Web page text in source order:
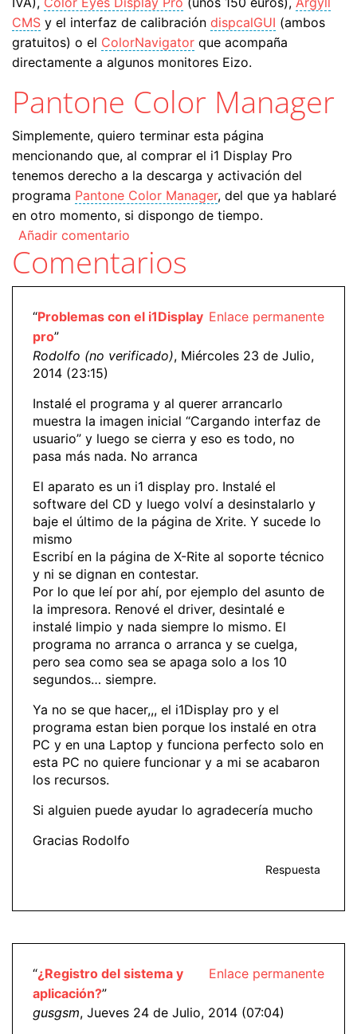
CMS y el interfaz de calibración dispcalGUI (ambos
gratuitos) o el ColorNavigator que acompaña
directamente a algunos monitores Eizo.
Pantone Color Manager
Simplemente, quiero terminar esta página
mencionando que, al comprar el i1 Display Pro
tenemos derecho a la descarga y activación del
programa Pantone Color Manager, del que ya hablaré
en otro momento, si dispongo de tiempo.
Añadir comentario
Comentarios
Enlace permanente
“Problemas con el i1Display
pro”
Rodolfo (no verificado), Miércoles 23 de Julio,
2014 (23:15)
Instalé el programa y al querer arrancarlo
muestra la imagen inicial “Cargando interfaz de
usuario” y luego se cierra y eso es todo, no
pasa más nada. No arranca
El aparato es un i1 display pro. Instalé el
software del CD y luego volví a desinstalarlo y
baje el último de la página de Xrite. Y sucede lo
mismo
Escribí en la página de X-Rite al soporte técnico
y ni se dignan en contestar.
Por lo que leí por ahí, por ejemplo del asunto de
la impresora. Renové el driver, desintalé e
instalé limpio y nada siempre lo mismo. El
programa no arranca o arranca y se cuelga,
pero sea como sea se apaga solo a los 10
segundos… siempre.
Ya no se que hacer,,, el i1Display pro y el
programa estan bien porque los instalé en otra
PC y en una Laptop y funciona perfecto solo en
esta PC no quiere funcionar y a mi se acabaron
los recursos.
Si alguien puede ayudar lo agradecería mucho
Gracias Rodolfo
Respuesta
Enlace permanente
“¿Registro del sistema y
aplicación?”
gusgsm, Jueves 24 de Julio, 2014 (07:04)